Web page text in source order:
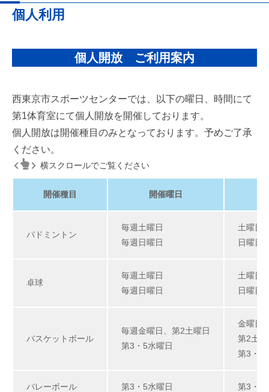
個人利用
個人開放 ご利用案内
西東京市スポーツセンターでは、以下の曜日、時間にて
第1体育室にて個人開放を開催しております。
個人開放は開催種目のみとなっております。予めご了承
ください。
横スクロールでご覧ください
開催種目 開催曜日
バドミントン
毎週土曜日
毎週日曜日
土曜日
日曜日
卓球
毎週土曜日
毎週日曜日
土曜日
日曜日
バスケットボール
毎週金曜日、第2土曜日
第3・5水曜日
金曜日
第2土
第3・5
バレーボール 第3・5水曜日 第3・5